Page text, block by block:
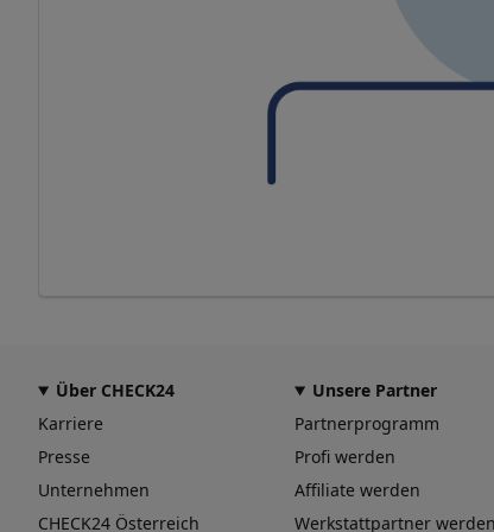
Über CHECK24
Karriere
Presse
Unternehmen
CHECK24 Österreich
Unsere Partner
Partnerprogramm
Profi werden
Affiliate werden
Werkstattpartner werden